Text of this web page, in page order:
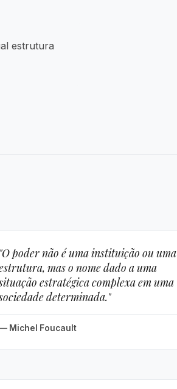
estrutura
"O poder não é uma instituição ou uma
mas o nome dado a uma
estratégica complexa em uma
determinada."
Michel Foucault